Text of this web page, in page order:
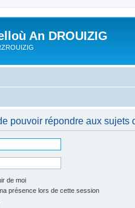
An DROUIZIG
pouvoir répondre aux sujets
de moi
présence lors de cette session